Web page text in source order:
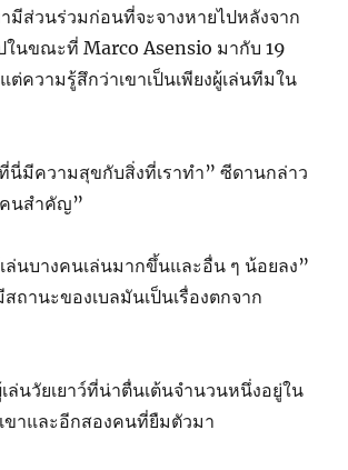
มีส่วนร่วมก่อนที่จะจางหายไปหลังจาก
ในขณะที่ Marco Asensio มากับ 19
ต่ความรู้สึกว่าเขาเป็นเพียงผู้เล่นทีมใน
นี่มีความสุขกับสิ่งที่เราทำ” ซีดานกล่าว
คนสำคัญ”
ล่นบางคนเล่นมากขึ้นและอื่น ๆ น้อยลง”
ถานะของเบลมันเป็นเรื่องตกจาก
ล่นวัยเยาว์ที่น่าตื่นเต้นจำนวนหนึ่งอยู่ใน
ขาและอีกสองคนที่ยืมตัวมา